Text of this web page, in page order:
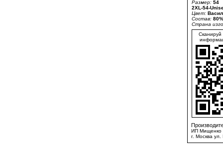
Размер: 54
2XL-54-
Цвет:
Состав:
Страна
Сканируй
ИП Мищенко
г. Москва